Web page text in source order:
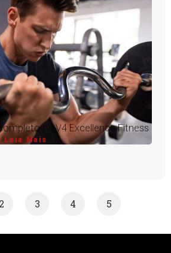
na V4 Excellence Fitness
Leia Mais
2 3 4 5